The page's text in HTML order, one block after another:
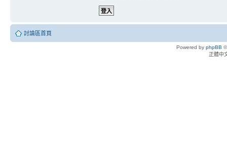
討論區首頁
Powered by phpBB
正體中